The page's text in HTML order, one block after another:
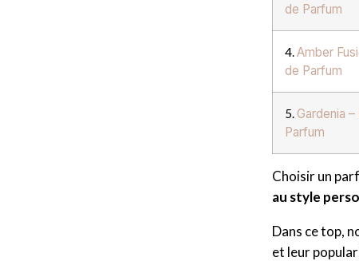
de Parfum
4.Amber
de Parfum
5. Gardenia –
Parfum
Choisir un
au style
Dans ce top,
et leur